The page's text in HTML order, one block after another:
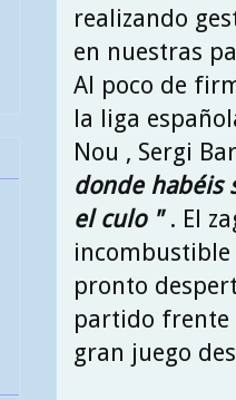
realizando
en nuestras
Al poco de
la liga
Nou , Sergi
donde habéis
el culo ". El
incombustible
pronto
partido frente
gran juego